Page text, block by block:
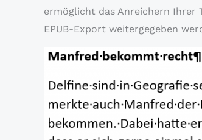
ermöglicht das Anreichern Ihrer
EPUB-Export weitergegeben